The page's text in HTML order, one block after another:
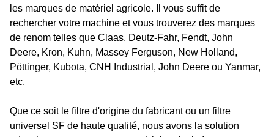
les marques de matériel agricole. Il vous suffit de
rechercher votre machine et vous trouverez des marques
de renom telles que Claas, Deutz-Fahr, Fendt, John
Deere, Kron, Kuhn, Massey Ferguson, New Holland,
Pöttinger, Kubota, CNH Industrial, John Deere ou Yanmar,
etc.
Que ce soit le filtre d'origine du fabricant ou un filtre
universel SF de haute qualité, nous avons la solution